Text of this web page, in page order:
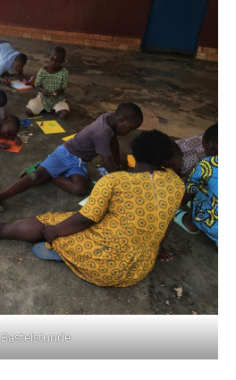
Bastelstunde